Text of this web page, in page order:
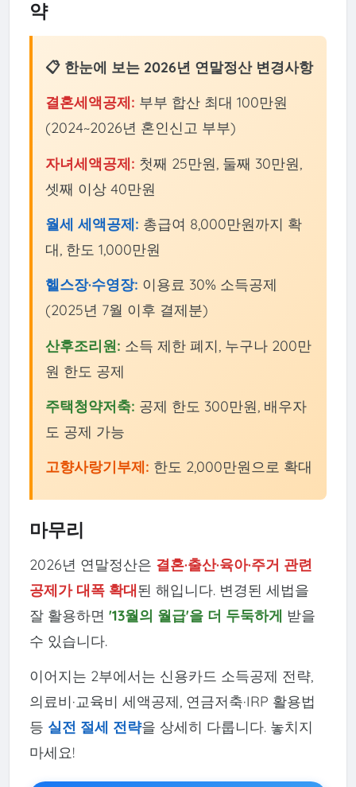
약
📋 한눈에 보는 2026년 연말정산 변경사항
결혼세액공제: 부부 합산 최대 100만원
(2024~2026년 혼인신고 부부)
자녀세액공제: 첫째 25만원, 둘째 30만원,
셋째 이상 40만원
월세 세액공제: 총급여 8,000만원까지 확
대, 한도 1,000만원
헬스장·수영장: 이용료 30% 소득공제
(2025년 7월 이후 결제분)
산후조리원: 소득 제한 폐지, 누구나 200만
원 한도 공제
주택청약저축: 공제 한도 300만원, 배우자
도 공제 가능
고향사랑기부제: 한도 2,000만원으로 확대
마무리
2026년 연말정산은 결혼·출산·육아·주거 관련
공제가 대폭 확대된 해입니다. 변경된 세법을
잘 활용하면 '13월의 월급'을 더 두둑하게 받을
수 있습니다.
이어지는 2부에서는 신용카드 소득공제 전략,
의료비·교육비 세액공제, 연금저축·IRP 활용법
등 실전 절세 전략을 상세히 다룹니다. 놓치지
마세요!